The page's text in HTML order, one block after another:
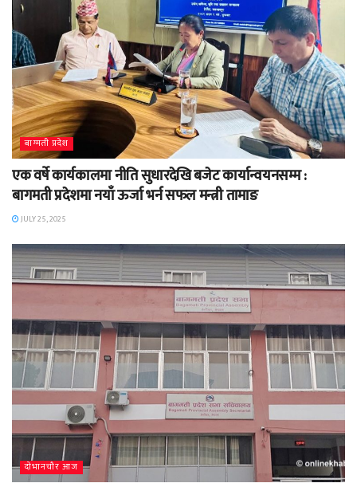
बाग्मती प्रदेश
एक वर्षे कार्यकालमा नीति सुधारदेखि बजेट कार्यान्वयनसम्म :
बागमती प्रदेशमा नयाँ ऊर्जा भर्न सफल मन्त्री तामाङ
JULY 25, 2025
दाेभानचाैर आज